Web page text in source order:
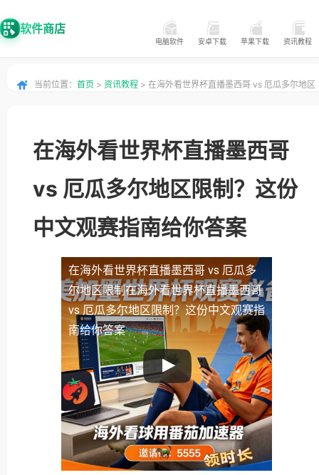
软件商店
电脑软件 安卓下载 苹果下载 资讯教程
当前位置： 首页 > 资讯教程 > 在海外看世界杯直播墨西哥 vs 厄瓜多尔地区
在海外看世界杯直播墨西哥
vs 厄瓜多尔地区限制？这份
中文观赛指南给你答案
在海外看世界杯直播墨西哥 vs 厄瓜多
尔地区限制在海外看世界杯直播墨西哥
vs 厄瓜多尔地区限制？这份中文观赛指
南给你答案